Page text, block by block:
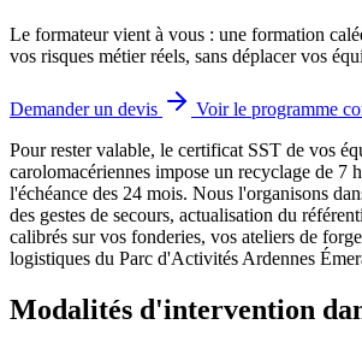
Le formateur vient à vous : une formation
vos risques métier réels, sans déplacer vos
Demander un devis
Voir le programme
Pour rester valable, le certificat SST de vos
carolomacériennes impose un recyclage de 7
l'échéance des 24 mois. Nous l'organisons
des gestes de secours, actualisation du
calibrés sur vos fonderies, vos ateliers de
logistiques du Parc d'Activités Ardennes
Modalités d'intervention